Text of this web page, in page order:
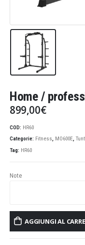
Home /
899,00€
COD: HR60
Categorie: Fitness, MO600E,
Tag: HR60
Note
AGGIUNGI AL